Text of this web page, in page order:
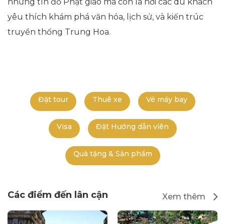
yêu thích khám phá văn hóa, lịch sử, và kiến trúc
truyền thống Trung Hoa.
Đặt tour Thuê xe Vé máy bay
Visa Đặt Hướng dẫn viên
Quà tặng & Sản phẩm
Các điểm đến lân cận Xem thêm